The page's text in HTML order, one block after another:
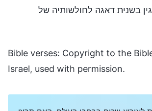
בשנית דאגה לחולשותיה של
Bible verses: Copyright to the
Israel, used with permission.